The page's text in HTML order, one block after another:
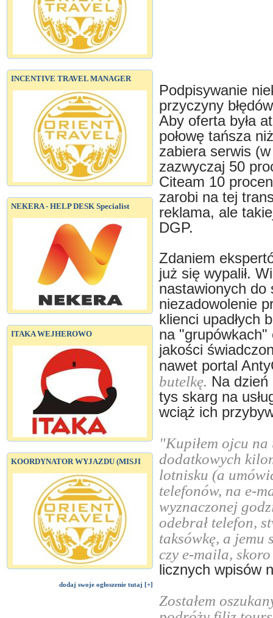
INCENTIVE TRAVEL MANAGER
NEKERA - HELP DESK Specialist
ITAKA WEJHEROWO
KOORDYNATOR WYJAZDU (MISJI
dodaj swoje ogłoszenie tutaj [+]
Podpisywanie
przyczyny
Aby oferta była
połowę tańsza
zabiera serwis
zazwyczaj 50
Citeam 10
zarobi na tej
reklama, ale
DGP.
Zdaniem
już się wypalił.
nastawionych do
niezadowolenie
klienci upadłych
na "grupówkach"
jakości
nawet portal
butelkę. Na
tys skarg na
wciąż ich
"Kupiłem ojcu
dodatkowych
lotnisku (a
telefonów, na e-
wyznaczonej
odebrał telefon,
taksówkę, a jemu
czy e-maila,
licznych wpisów
Zostałem